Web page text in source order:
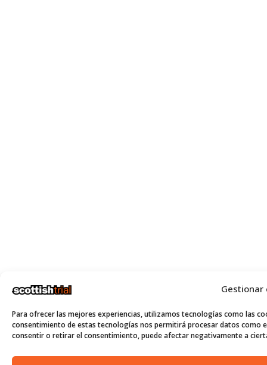
Para ofrecer las mejores experiencias, utilizamos tecnologías como las
consentimiento de estas tecnologías nos permitirá procesar datos como
consentir o retirar el consentimiento, puede afectar negativamente a